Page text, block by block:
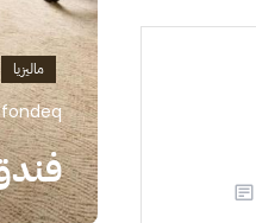
ماليزيا
fondeq